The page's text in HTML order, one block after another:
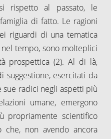
rispetto al passato, le
di fatto. Le ragioni
riguardi di una tematica
tempo, sono molteplici
prospettica (2). Al di là,
esercitati da
radici negli aspetti più
umane, emergono
propriamente scientifico
non avendo ancora